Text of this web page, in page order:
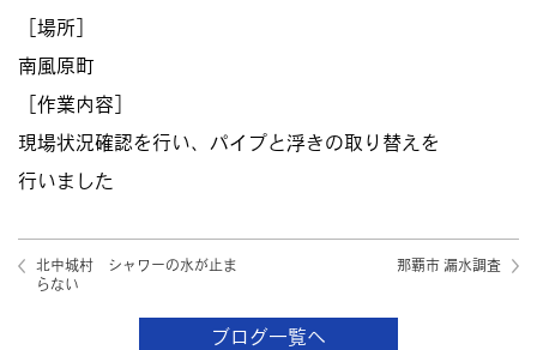
［場所］
南風原町
［作業内容］
現場状況確認を行い、パイプと浮きの取り替えを
行いました
北中城村 シャワーの水が止ま
らない
那覇市 漏水調査
ブログ一覧へ